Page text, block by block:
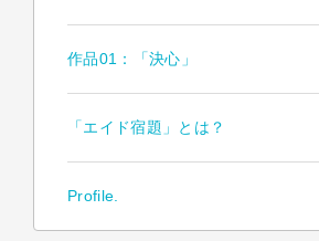
作品01：「決心」
「エイド宿題」とは？
Profile.